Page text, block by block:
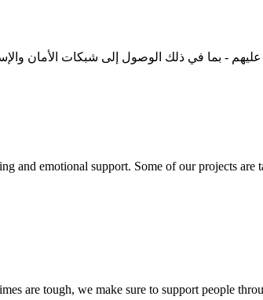
- بما في ذلك الوصول إلى شبكات الأمان
and emotional support. Some of our projects
are tough, we make sure to support people